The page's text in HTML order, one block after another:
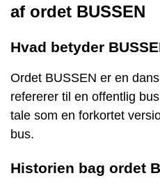
af ordet BUSSEN
Hvad betyder
Ordet BUSSEN er en
refererer til en offentlig
tale som en forkortet
bus.
Historien bag ordet